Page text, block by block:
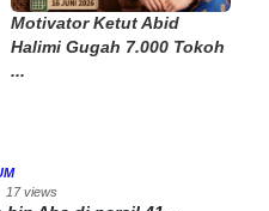
Motivator Ketut Abid
Halimi Gugah 7.000 Tokoh
...
17 views